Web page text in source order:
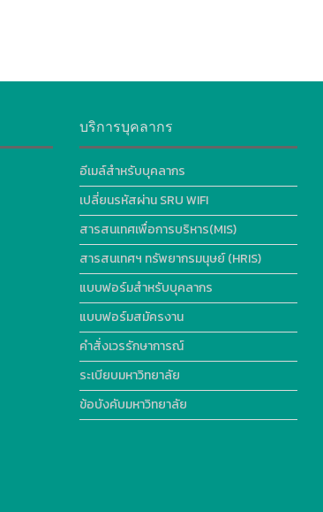
บริการบุคลากร
อีเมล์สำหรับบุคลากร
เปลี่ยนรหัสผ่าน SRU WIFI
สารสนเทศเพื่อการบริหาร(MIS)
สารสนเทศฯ ทรัพยากรมนุษย์ (HRIS)
แบบฟอร์มสำหรับบุคลากร
แบบฟอร์มสมัครงาน
คำสั่งเวรรักษาการณ์
ระเบียบมหาวิทยาลัย
ข้อบังคับมหาวิทยาลัย